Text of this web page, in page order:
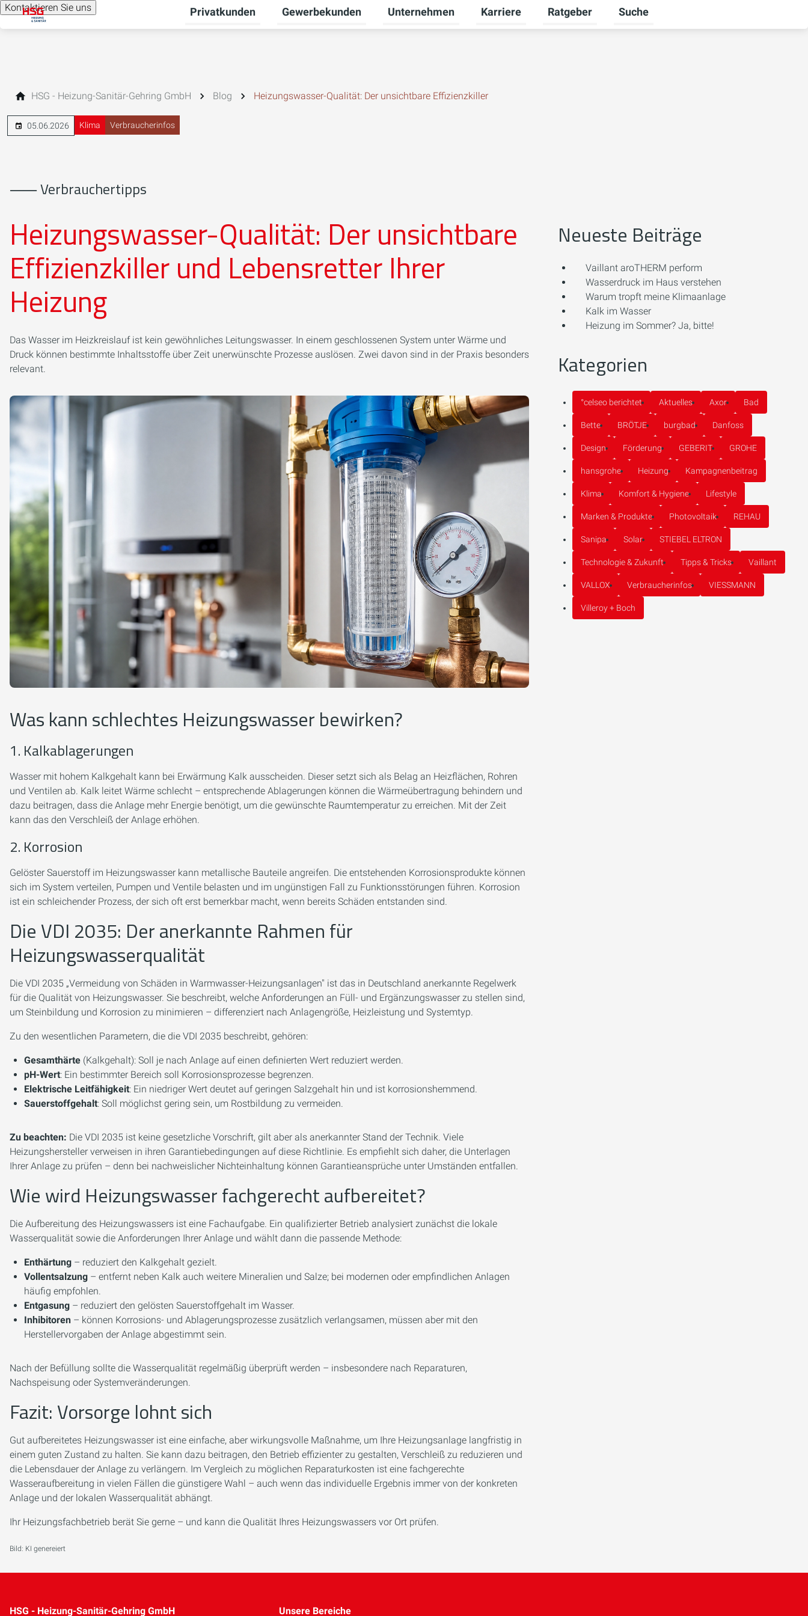
Kontaktieren Sie uns Privatkunden
Untermenü für Privatkunden umschalten
Gewerbekunden
Untermenü für Gewerbekunden umschalten
Unternehmen
Untermenü für Unternehmen umschalten
Karriere
Untermenü für Karriere umschalten
Ratgeber
Untermenü für Ratgeber umschalten
Suche
HSG - Heizung-Sanitär-Gehring GmbH Blog Heizungswasser-Qualität: Der unsichtbare Effizienzkiller
05.06.2026 Klima Verbraucherinfos
⸺ Verbrauchertipps
Heizungswasser-Qualität: Der unsichtbare
Effizienzkiller und Lebensretter Ihrer
Heizung
Das Wasser im Heizkreislauf ist kein gewöhnliches Leitungswasser. In einem geschlossenen System unter Wärme und
Druck können bestimmte Inhaltsstoffe über Zeit unerwünschte Prozesse auslösen. Zwei davon sind in der Praxis besonders
relevant.
Was kann schlechtes Heizungswasser bewirken?
1. Kalkablagerungen
Wasser mit hohem Kalkgehalt kann bei Erwärmung Kalk ausscheiden. Dieser setzt sich als Belag an Heizflächen, Rohren
und Ventilen ab. Kalk leitet Wärme schlecht – entsprechende Ablagerungen können die Wärmeübertragung behindern und
dazu beitragen, dass die Anlage mehr Energie benötigt, um die gewünschte Raumtemperatur zu erreichen. Mit der Zeit
kann das den Verschleiß der Anlage erhöhen.
2. Korrosion
Gelöster Sauerstoff im Heizungswasser kann metallische Bauteile angreifen. Die entstehenden Korrosionsprodukte können
sich im System verteilen, Pumpen und Ventile belasten und im ungünstigen Fall zu Funktionsstörungen führen. Korrosion
ist ein schleichender Prozess, der sich oft erst bemerkbar macht, wenn bereits Schäden entstanden sind.
Die VDI 2035: Der anerkannte Rahmen für
Heizungswasserqualität
Die VDI 2035 „Vermeidung von Schäden in Warmwasser-Heizungsanlagen" ist das in Deutschland anerkannte Regelwerk
für die Qualität von Heizungswasser. Sie beschreibt, welche Anforderungen an Füll- und Ergänzungswasser zu stellen sind,
um Steinbildung und Korrosion zu minimieren – differenziert nach Anlagengröße, Heizleistung und Systemtyp.
Zu den wesentlichen Parametern, die die VDI 2035 beschreibt, gehören:
Gesamthärte (Kalkgehalt): Soll je nach Anlage auf einen definierten Wert reduziert werden.
pH-Wert: Ein bestimmter Bereich soll Korrosionsprozesse begrenzen.
Elektrische Leitfähigkeit: Ein niedriger Wert deutet auf geringen Salzgehalt hin und ist korrosionshemmend.
Sauerstoffgehalt: Soll möglichst gering sein, um Rostbildung zu vermeiden.
Zu beachten: Die VDI 2035 ist keine gesetzliche Vorschrift, gilt aber als anerkannter Stand der Technik. Viele
Heizungshersteller verweisen in ihren Garantiebedingungen auf diese Richtlinie. Es empfiehlt sich daher, die Unterlagen
Ihrer Anlage zu prüfen – denn bei nachweislicher Nichteinhaltung können Garantieansprüche unter Umständen entfallen.
Wie wird Heizungswasser fachgerecht aufbereitet?
Die Aufbereitung des Heizungswassers ist eine Fachaufgabe. Ein qualifizierter Betrieb analysiert zunächst die lokale
Wasserqualität sowie die Anforderungen Ihrer Anlage und wählt dann die passende Methode:
Enthärtung – reduziert den Kalkgehalt gezielt.
Vollentsalzung – entfernt neben Kalk auch weitere Mineralien und Salze; bei modernen oder empfindlichen Anlagen
häufig empfohlen.
Entgasung – reduziert den gelösten Sauerstoffgehalt im Wasser.
Inhibitoren – können Korrosions- und Ablagerungsprozesse zusätzlich verlangsamen, müssen aber mit den
Herstellervorgaben der Anlage abgestimmt sein.
Nach der Befüllung sollte die Wasserqualität regelmäßig überprüft werden – insbesondere nach Reparaturen,
Nachspeisung oder Systemveränderungen.
Fazit: Vorsorge lohnt sich
Gut aufbereitetes Heizungswasser ist eine einfache, aber wirkungsvolle Maßnahme, um Ihre Heizungsanlage langfristig in
einem guten Zustand zu halten. Sie kann dazu beitragen, den Betrieb effizienter zu gestalten, Verschleiß zu reduzieren und
die Lebensdauer der Anlage zu verlängern. Im Vergleich zu möglichen Reparaturkosten ist eine fachgerechte
Wasseraufbereitung in vielen Fällen die günstigere Wahl – auch wenn das individuelle Ergebnis immer von der konkreten
Anlage und der lokalen Wasserqualität abhängt.
Ihr Heizungsfachbetrieb berät Sie gerne – und kann die Qualität Ihres Heizungswassers vor Ort prüfen.
Bild: KI genereiert
Neueste Beiträge
Vaillant aroTHERM perform
Wasserdruck im Haus verstehen
Warum tropft meine Klimaanlage
Kalk im Wasser
Heizung im Sommer? Ja, bitte!
Kategorien
°celseo berichtet Aktuelles Axor Bad
Bette BRÖTJE burgbad Danfoss
Design Förderung GEBERIT GROHE
hansgrohe Heizung Kampagnenbeitrag
Klima Komfort & Hygiene Lifestyle
Marken & Produkte Photovoltaik REHAU
Sanipa Solar STIEBEL ELTRON
Technologie & Zukunft Tipps & Tricks Vaillant
VALLOX Verbraucherinfos VIESSMANN
Villeroy + Boch
HSG - Heizung-Sanitär-Gehring GmbH Unsere Bereiche